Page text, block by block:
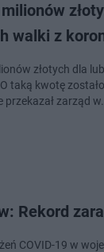
walki z
złotych dla
taką kwotę
przekazał zarząd w…
Rekord
COVID-19 w